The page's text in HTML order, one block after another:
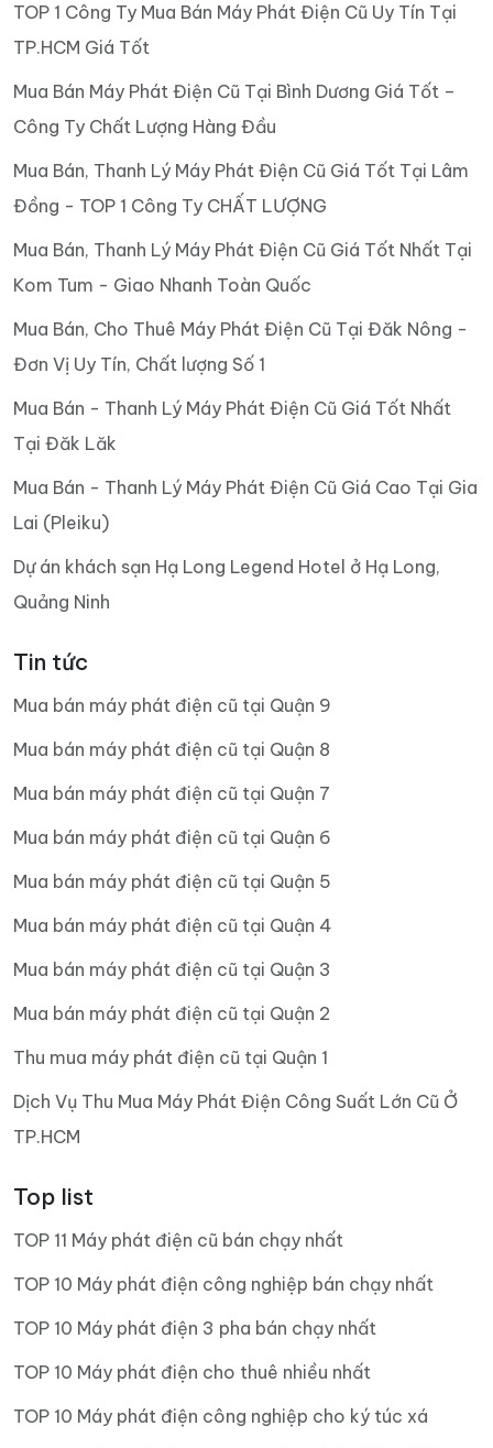
TOP 1 Công Ty Mua Bán Máy Phát Điện Cũ Uy Tín Tại
TP.HCM Giá Tốt
Mua Bán Máy Phát Điện Cũ Tại Bình Dương Giá Tốt –
Công Ty Chất Lượng Hàng Đầu
Mua Bán, Thanh Lý Máy Phát Điện Cũ Giá Tốt Tại Lâm
Đồng - TOP 1 Công Ty CHẤT LƯỢNG
Mua Bán, Thanh Lý Máy Phát Điện Cũ Giá Tốt Nhất Tại
Kom Tum - Giao Nhanh Toàn Quốc
Mua Bán, Cho Thuê Máy Phát Điện Cũ Tại Đăk Nông -
Đơn Vị Uy Tín, Chất lượng Số 1
Mua Bán - Thanh Lý Máy Phát Điện Cũ Giá Tốt Nhất
Tại Đăk Lăk
Mua Bán - Thanh Lý Máy Phát Điện Cũ Giá Cao Tại Gia
Lai (Pleiku)
Dự án khách sạn Hạ Long Legend Hotel ở Hạ Long,
Quảng Ninh
Tin tức
Mua bán máy phát điện cũ tại Quận 9
Mua bán máy phát điện cũ tại Quận 8
Mua bán máy phát điện cũ tại Quận 7
Mua bán máy phát điện cũ tại Quận 6
Mua bán máy phát điện cũ tại Quận 5
Mua bán máy phát điện cũ tại Quận 4
Mua bán máy phát điện cũ tại Quận 3
Mua bán máy phát điện cũ tại Quận 2
Thu mua máy phát điện cũ tại Quận 1
Dịch Vụ Thu Mua Máy Phát Điện Công Suất Lớn Cũ Ở
TP.HCM
Top list
TOP 11 Máy phát điện cũ bán chạy nhất
TOP 10 Máy phát điện công nghiệp bán chạy nhất
TOP 10 Máy phát điện 3 pha bán chạy nhất
TOP 10 Máy phát điện cho thuê nhiều nhất
TOP 10 Máy phát điện công nghiệp cho ký túc xá